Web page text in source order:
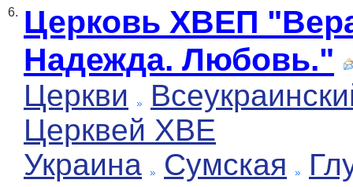
6. Церковь XBEП
Надежда. Любовь."
Церкви
Церквей ХВЕ
Украина
Сумская